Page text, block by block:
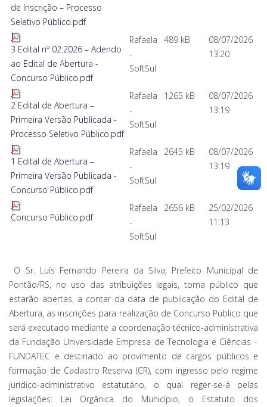
de Inscrição – Processo
Seletivo Público.pdf
3 Edital nº 02.2026 – Adendo
ao Edital de Abertura -
Concurso Público.pdf
Rafaela
-
SoftSul
489 kB
08/07/2026
13:20
2 Edital de Abertura –
Primeira Versão Publicada -
Processo Seletivo Público.pdf
Rafaela
-
SoftSul
1265 kB
08/07/2026
13:19
1 Edital de Abertura –
Primeira Versão Publicada -
Concurso Público.pdf
Rafaela
-
SoftSul
2645 kB
08/07/2026
13:19
Concurso Público.pdf
Rafaela
-
SoftSul
2656 kB
25/02/2026
11:13
O Sr. Luís Fernando Pereira da Silva, Prefeito Municipal de
Pontão/RS, no uso das atribuições legais, torna público que
estarão abertas, a contar da data de publicação do Edital de
Abertura, as inscrições para realização de Concurso Público que
será executado mediante a coordenação técnico-administrativa
da Fundação Universidade Empresa de Tecnologia e Ciências –
FUNDATEC e destinado ao provimento de cargos públicos e
formação de Cadastro Reserva (CR), com ingresso pelo regime
jurídico-administrativo estatutário, o qual reger-se-á pelas
legislações: Lei Orgânica do Município, o Estatuto dos